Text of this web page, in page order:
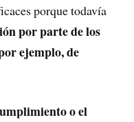
porque todavía
por parte de los
ejemplo, de
o el